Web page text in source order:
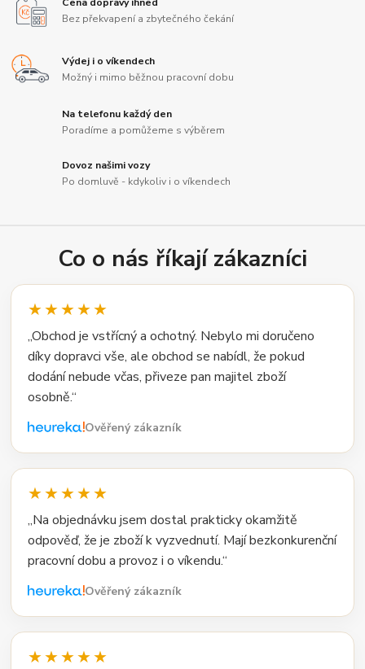
Bez překvapení a zbytečného čekání
Výdej i o víkendech
Možný i mimo běžnou pracovní dobu
Na telefonu každý den
Poradíme a pomůžeme s výběrem
Dovoz našimi vozy
Po domluvě - kdykoliv i o víkendech
Co o nás říkají zákazníci
★★★★★
„Obchod je vstřícný a ochotný. Nebylo mi doručeno
díky dopravci vše, ale obchod se nabídl, že pokud
dodání nebude včas, přiveze pan majitel zboží
osobně.“
Ověřený zákazník
★★★★★
„Na objednávku jsem dostal prakticky okamžitě
odpověď, že je zboží k vyzvednutí. Mají bezkonkurenční
pracovní dobu a provoz i o víkendu.“
Ověřený zákazník
★★★★★